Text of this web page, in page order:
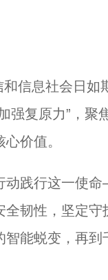
息社会日如
强复原力”，
价值。
践行这一使
韧性，坚定守
能蜕变，再到